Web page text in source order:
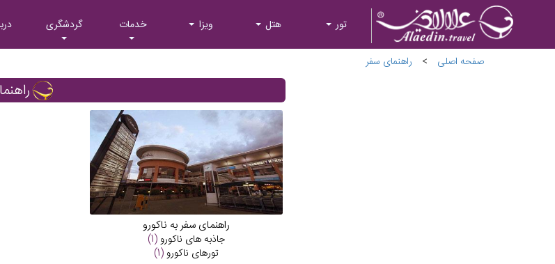
تور هتل ویزا خدمات گردشگری
صفحه اصلی > راهنمای سفر
راهنمای سفر به ناکورو
جاذبه های ناکورو(1)
تورهای ناکورو(1)